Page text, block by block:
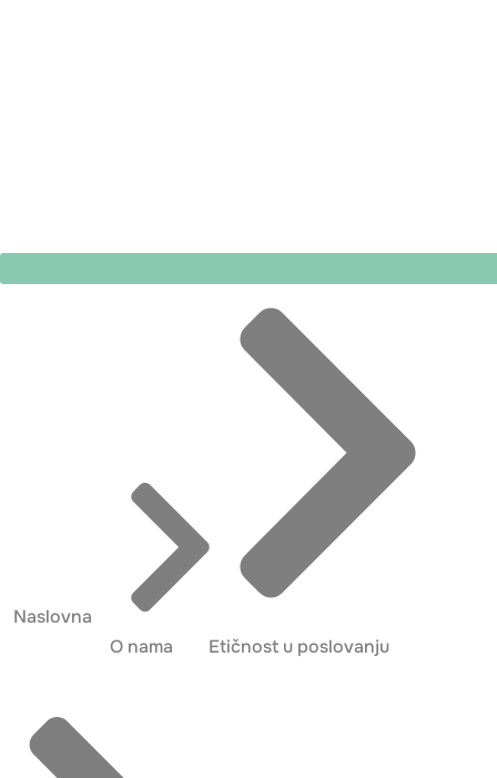
Naslovna
O nama
Etičnost u poslovanju